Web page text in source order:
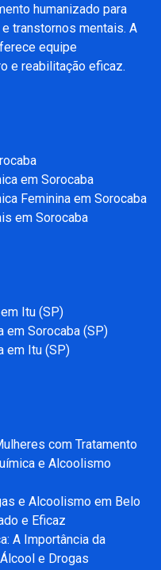
humanizado para
transtornos mentais. A
equipe
e reabilitação eficaz.
em Sorocaba
Feminina em Sorocaba
em Sorocaba
Itu (SP)
em Sorocaba (SP)
em Itu (SP)
com Tratamento
e Alcoolismo
e Alcoolismo em Belo
e Eficaz
A Importância da
e Drogas